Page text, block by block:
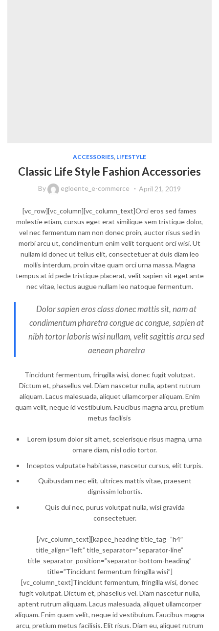
ACCESSORIES LIFESTYLE
Classic Life Style Fashion Accessories
By egloente_e-commerce April 21, 2019
[vc_row][vc_column][vc_column_text]Orci eros sed fames
molestie etiam, cursus eget erat similique sem tristique dolor,
vel nec fermentum nam non donec proin, auctor risus sed in
morbi arcu ut, condimentum enim velit torquent orci wisi. Ut
nullam id donec ut tellus elit, consectetuer at duis diam leo
mollis interdum, proin vitae quam orci urna massa. Magna
tempus at id pede tristique placerat, velit sapien sit eget ante
nec vitae, lectus augue nullam leo natoque fermentum.
Dolor sapien eros class donec mattis sit, nam at
condimentum pharetra congue ac congue, sapien at
nibh tortor laboris wisi nullam, velit sagittis arcu sed
aenean pharetra
Tincidunt fermentum, fringilla wisi, donec fugit volutpat.
Dictum et, phasellus vel. Diam nascetur nulla, aptent rutrum
aliquam. Lacus malesuada, aliquet ullamcorper aliquam. Enim
quam velit, neque id vestibulum. Faucibus magna arcu, pretium
metus facilisis
Lorem ipsum dolor sit amet, scelerisque risus magna, urna
ornare diam, nisl odio tortor.
Inceptos vulputate habitasse, nascetur cursus, elit turpis.
Quibusdam nec elit, ultrices mattis vitae, praesent
dignissim lobortis.
Quis dui nec, purus volutpat nulla, wisi gravida
consectetuer.
[/vc_column_text][kapee_heading title_tag=”h4″
title_align=”left” title_separator=”separator-line”
title_separator_position=”separator-bottom-heading”
title=”Tincidunt fermentum fringilla wisi”]
[vc_column_text]Tincidunt fermentum, fringilla wisi, donec
fugit volutpat. Dictum et, phasellus vel. Diam nascetur nulla,
aptent rutrum aliquam. Lacus malesuada, aliquet ullamcorper
aliquam. Enim quam velit, neque id vestibulum. Faucibus magna
arcu, pretium metus facilisis. Elit risus. Diam eu, aliquet rutrum